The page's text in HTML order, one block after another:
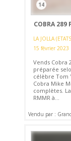
14
COBRA 289
LA JOLLA
15 février 2023
Vends Cobra
préparée
célèbre Tom
Cobra Mike
complètes.
RMMR à...
Vendu par :